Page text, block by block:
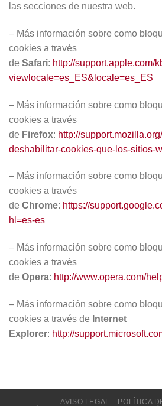
las secciones de nuestra web.
– Más información sobre como
cookies a través
de Safari: http://support.apple.com/
viewlocale=es_ES&locale=es_ES
– Más información sobre como
cookies a través
de Firefox: http://
deshabilitar-cookies-que-los-sitios-
– Más información sobre como
cookies a través
de Chrome: https://
hl=es-es
– Más información sobre como
cookies a través
de Opera: http://www.opera.com/
– Más información sobre como
cookies a través de Internet
Explorer: http://
AVISO LEGAL
POLÍTICA